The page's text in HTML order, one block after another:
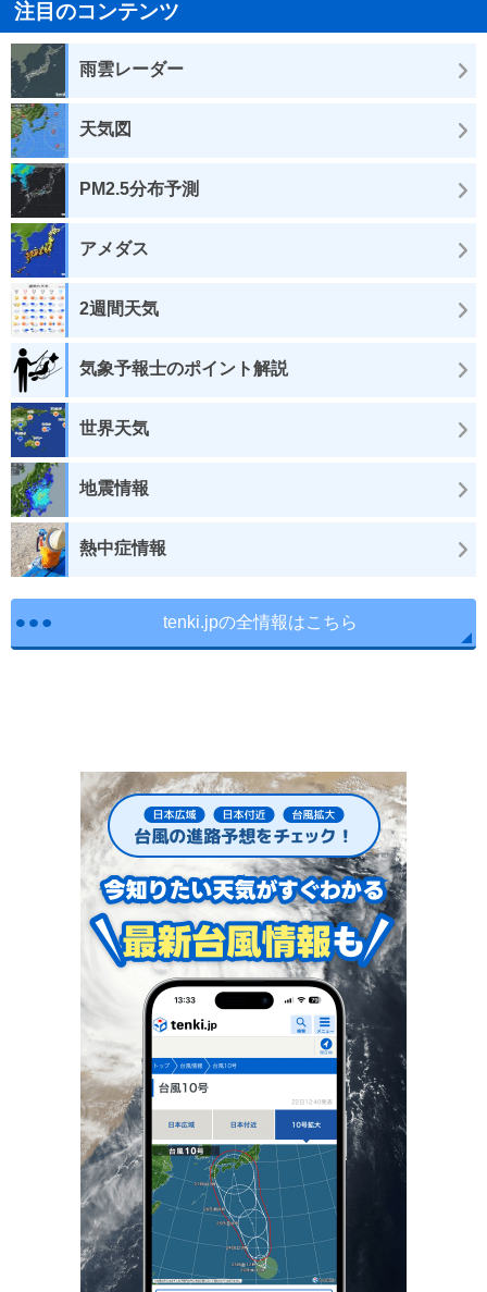
注目のコンテンツ
雨雲レーダー
天気図
PM2.5分布予測
アメダス
2週間天気
気象予報士のポイント解説
世界天気
地震情報
熱中症情報
tenki.jpの全情報はこちら